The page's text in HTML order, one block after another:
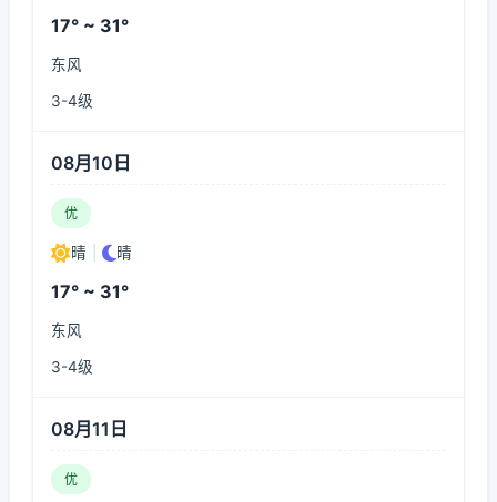
17° ~ 31°
东风
3-4级
08月10日
优
晴 晴
17° ~ 31°
东风
3-4级
08月11日
优